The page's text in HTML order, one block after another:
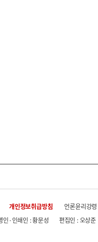
개인정보취급방침 언론윤리강령
인·인쇄인 : 황문성
편집인 : 오상준